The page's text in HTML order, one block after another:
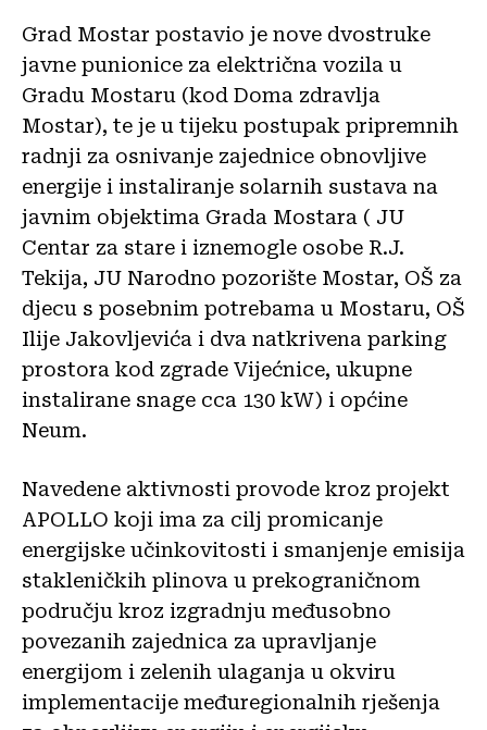
Grad Mostar postavio je nove dvostruke
javne punionice za električna vozila u
Gradu Mostaru (kod Doma zdravlja
Mostar), te je u tijeku postupak pripremnih
radnji za osnivanje zajednice obnovljive
energije i instaliranje solarnih sustava na
javnim objektima Grada Mostara ( JU
Centar za stare i iznemogle osobe R.J.
Tekija, JU Narodno pozorište Mostar, OŠ za
djecu s posebnim potrebama u Mostaru, OŠ
Ilije Jakovljevića i dva natkrivena parking
prostora kod zgrade Vijećnice, ukupne
instalirane snage cca 130 kW) i općine
Neum.
Navedene aktivnosti provode kroz projekt
APOLLO koji ima za cilj promicanje
energijske učinkovitosti i smanjenje emisija
stakleničkih plinova u prekograničnom
području kroz izgradnju međusobno
povezanih zajednica za upravljanje
energijom i zelenih ulaganja u okviru
implementacije međuregionalnih rješenja